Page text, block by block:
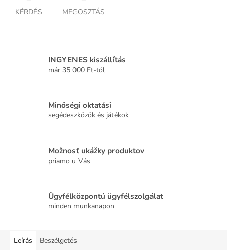
KÉRDÉS MEGOSZTÁS
INGYENES kiszállítás
már 35 000 Ft-tól
Minőségi oktatási
segédeszközök és játékok
Možnosť ukážky produktov
priamo u Vás
Ügyfélközpontú ügyfélszolgálat
minden munkanapon
Leírás Beszélgetés